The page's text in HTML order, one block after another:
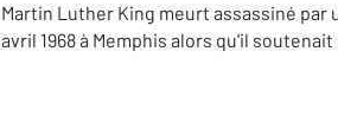
Martin Luther King meurt assassiné
avril 1968 à Memphis alors qu'il